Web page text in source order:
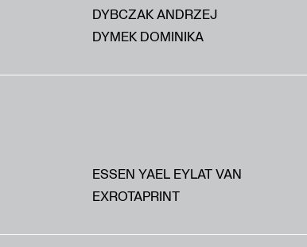
DYBCZAK ANDRZEJ
DYMEK DOMINIKA
ESSEN YAEL EYLAT VAN
EXROTAPRINT